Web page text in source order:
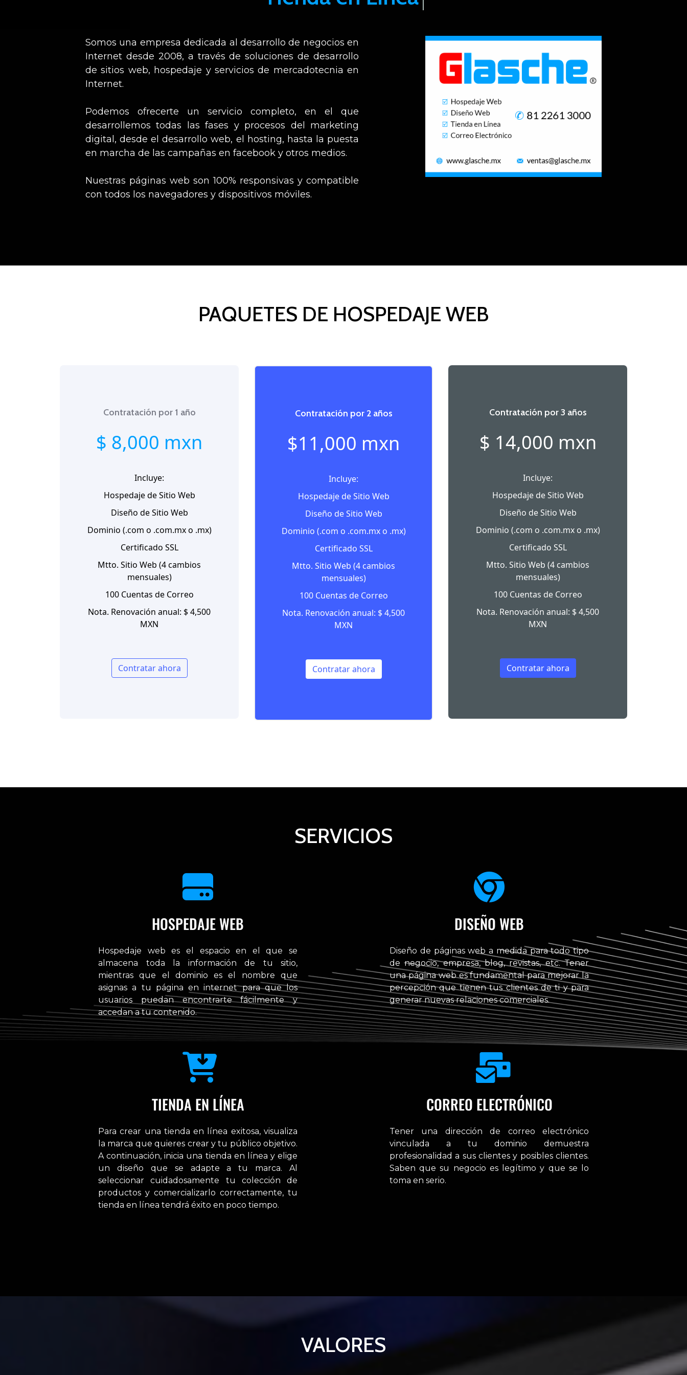
Somos una empresa dedicada al desarrollo de negocios en
Internet desde 2008, a través de soluciones de desarrollo
de sitios web, hospedaje y servicios de mercadotecnia en
Internet.
Podemos ofrecerte un servicio completo, en el que
desarrollemos todas las fases y procesos del marketing
digital, desde el desarrollo web, el hosting, hasta la puesta
en marcha de las campañas en facebook y otros medios.
Nuestras páginas web son 100% responsivas y compatible
con todos los navegadores y dispositivos móviles.
PAQUETES DE HOSPEDAJE WEB
Contratación por 1 año
$ 8,000 mxn
Incluye:
Hospedaje de Sitio Web
Diseño de Sitio Web
Dominio (.com o .com.mx o .mx)
Certificado SSL
Mtto. Sitio Web (4 cambios
mensuales)
100 Cuentas de Correo
Nota. Renovación anual: $ 4,500
MXN
Contratar ahora
Contratación por 2 años
$11,000 mxn
Incluye:
Hospedaje de Sitio Web
Diseño de Sitio Web
Dominio (.com o .com.mx o .mx)
Certificado SSL
Mtto. Sitio Web (4 cambios
mensuales)
100 Cuentas de Correo
Nota. Renovación anual: $ 4,500
MXN
Contratar ahora
Contratación por 3 años
$ 14,000 mxn
Incluye:
Hospedaje de Sitio Web
Diseño de Sitio Web
Dominio (.com o .com.mx o .mx)
Certificado SSL
Mtto. Sitio Web (4 cambios
mensuales)
100 Cuentas de Correo
Nota. Renovación anual: $ 4,500
MXN
Contratar ahora
SERVICIOS
HOSPEDAJE WEB
Hospedaje web es el espacio en el que se
almacena toda la información de tu sitio,
mientras que el dominio es el nombre que
asignas a tu página en internet para que los
usuarios puedan encontrarte fácilmente y
accedan a tu contenido.
DISEÑO WEB
Diseño de páginas web a medida para todo tipo
de negocio, empresa, blog, revistas, etc. Tener
una página web es fundamental para mejorar la
percepción que tienen tus clientes de ti y para
generar nuevas relaciones comerciales.
TIENDA EN LÍNEA
Para crear una tienda en línea exitosa, visualiza
la marca que quieres crear y tu público objetivo.
A continuación, inicia una tienda en línea y elige
un diseño que se adapte a tu marca. Al
seleccionar cuidadosamente tu colección de
productos y comercializarlo correctamente, tu
tienda en línea tendrá éxito en poco tiempo.
CORREO ELECTRÓNICO
Tener una dirección de correo electrónico
vinculada a tu dominio demuestra
profesionalidad a sus clientes y posibles clientes.
Saben que su negocio es legítimo y que se lo
toma en serio.
VALORES